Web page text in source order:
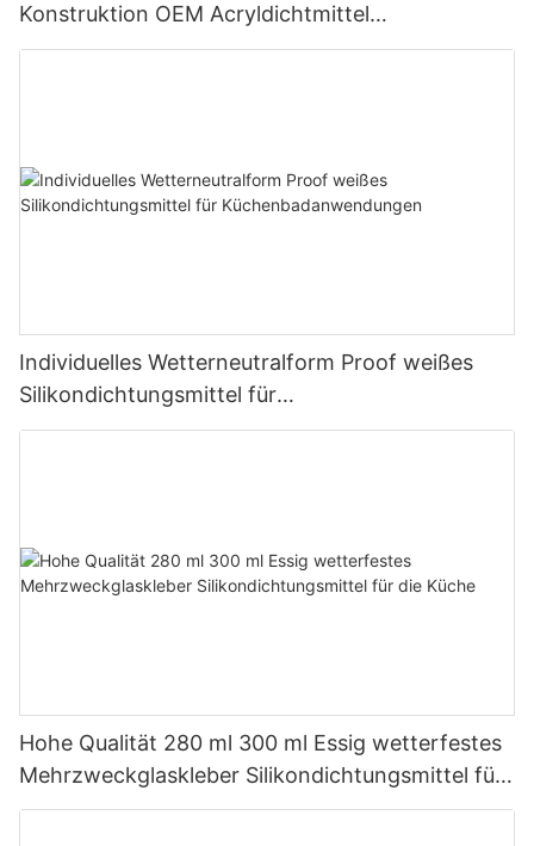
Konstruktion OEM Acryldichtmittel
Silikondichtmittel
Individuelles Wetterneutralform Proof weißes
Silikondichtungsmittel für
Küchenbadanwendungen
Hohe Qualität 280 ml 300 ml Essig wetterfestes
Mehrzweckglaskleber Silikondichtungsmittel für
die Küche